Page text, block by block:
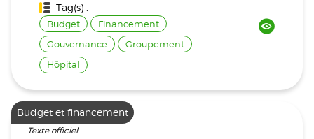
Tag(s) :
Budget
Financement
Gouvernance
Groupement
Hôpital
Budget et financement
Texte officiel